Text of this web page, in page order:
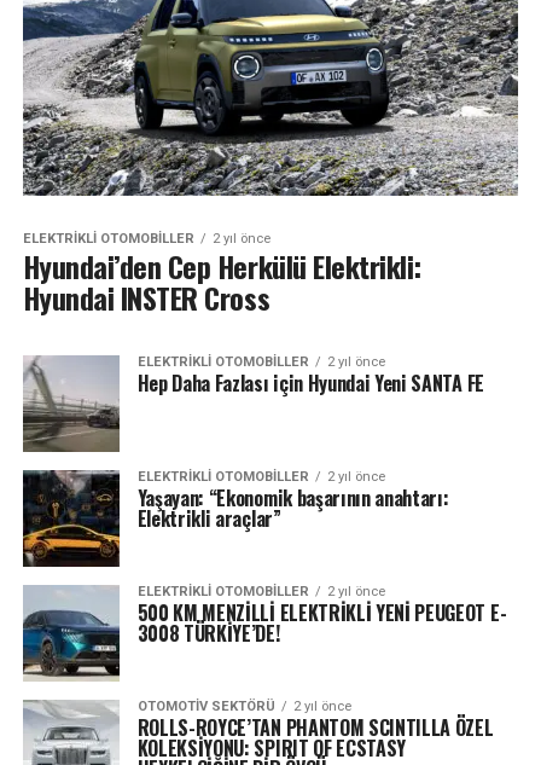
ELEKTRIKLI OTOMOBILLER 2 yıl önce
Hyundai’den Cep Herkülü Elektrikli:
Hyundai INSTER Cross
ELEKTRIKLI OTOMOBILLER 2 yıl önce
Hep Daha Fazlası için Hyundai Yeni SANTA FE
ELEKTRIKLI OTOMOBILLER 2 yıl önce
Yaşayan: “Ekonomik başarının anahtarı:
Elektrikli araçlar”
ELEKTRIKLI OTOMOBILLER 2 yıl önce
500 KM MENZİLLİ ELEKTRİKLİ YENİ PEUGEOT E-
3008 TÜRKİYE’DE!
OTOMOTIV SEKTÖRÜ 2 yıl önce
ROLLS-ROYCE’TAN PHANTOM SCINTILLA ÖZEL
KOLEKSİYONU: SPIRIT OF ECSTASY